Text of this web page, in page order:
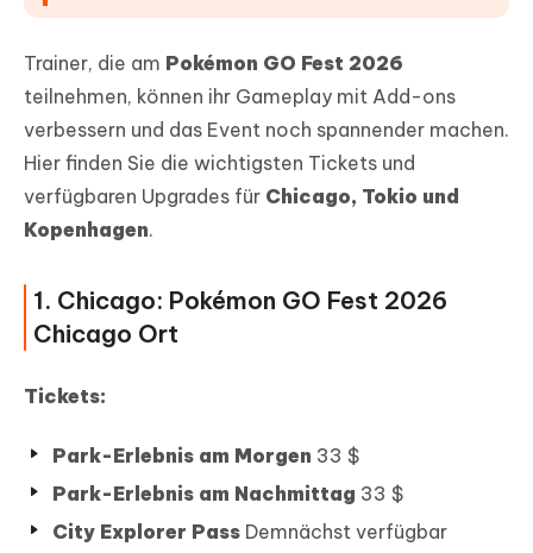
Trainer, die am Pokémon GO Fest 2026
teilnehmen, können ihr Gameplay mit Add-ons
verbessern und das Event noch spannender machen.
Hier finden Sie die wichtigsten Tickets und
verfügbaren Upgrades für Chicago, Tokio und
Kopenhagen.
1. Chicago: Pokémon GO Fest 2026
Chicago Ort
Tickets:
Park-Erlebnis am Morgen 33 $
Park-Erlebnis am Nachmittag 33 $
City Explorer Pass Demnächst verfügbar